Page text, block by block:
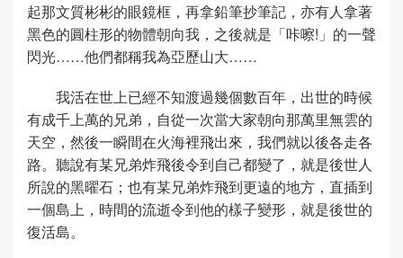
起那文質彬彬的眼鏡框，再拿鉛筆抄筆記，亦有人拿著
黑色的圓柱形的物體朝向我，之後就是「咔嚓!」的一聲
閃光……他們都稱我為亞歷山大……
我活在世上已經不知渡過幾個數百年，出世的時候
有成千上萬的兄弟，自從一次當大家朝向那萬里無雲的
天空，然後一瞬間在火海裡飛出來，我們就以後各走各
路。聽說有某兄弟炸飛後令到自己都變了，就是後世人
所說的黑曜石；也有某兄弟炸飛到更遠的地方，直插到
一個島上，時間的流逝令到他的樣子變形，就是後世的
復活島。